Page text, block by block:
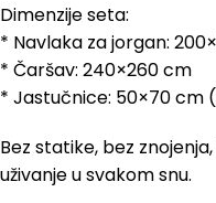
Dimenzije seta:
* Navlaka za jorgan:
* Čaršav: 240×260 cm
* Jastučnice: 50×70 cm
Bez statike, bez
uživanje u svakom snu.